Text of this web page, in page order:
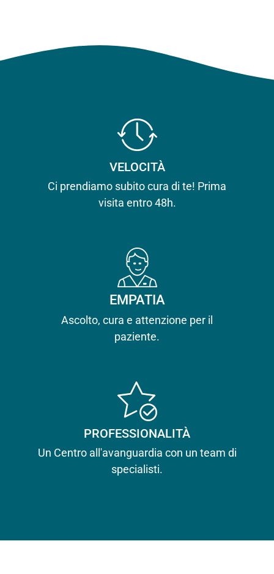
VELOCITÀ
Ci prendiamo subito cura di te! Prima
visita entro 48h.
EMPATIA
Ascolto, cura e attenzione per il
paziente.
PROFESSIONALITÀ
Un Centro all'avanguardia con un team di
specialisti.